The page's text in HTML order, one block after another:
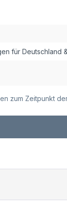
für Deutschland
zum Zeitpunkt